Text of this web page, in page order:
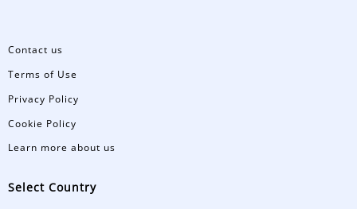
Contact us
Terms of Use
Privacy Policy
Cookie Policy
Learn more about us
Select Country